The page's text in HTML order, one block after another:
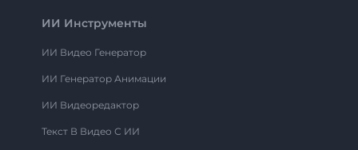
ИИ Инструменты
ИИ Видео Генератор
ИИ Генератор Анимации
ИИ Видеоредактор
Текст В Видео С ИИ